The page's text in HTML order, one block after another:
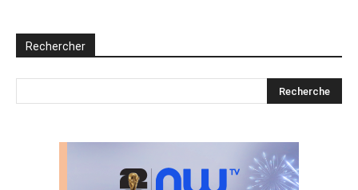
Rechercher